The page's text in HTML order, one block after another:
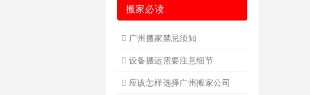
广州搬家禁忌须知
设备搬运需要注意细节